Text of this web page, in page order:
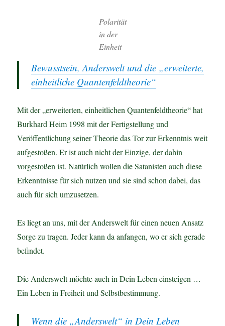
Polarität
in der
Einheit
Bewusstsein, Anderswelt und die „erweiterte,
einheitliche Quantenfeldtheorie“
Mit der „erweiterten, einheitlichen Quantenfeldtheorie“ hat
Burkhard Heim 1998 mit der Fertigstellung und
Veröffentlichung seiner Theorie das Tor zur Erkenntnis weit
aufgestoßen. Er ist auch nicht der Einzige, der dahin
vorgestoßen ist. Natürlich wollen die Satanisten auch diese
Erkenntnisse für sich nutzen und sie sind schon dabei, das
auch für sich umzusetzen.
Es liegt an uns, mit der Anderswelt für einen neuen Ansatz
Sorge zu tragen. Jeder kann da anfangen, wo er sich gerade
befindet.
Die Anderswelt möchte auch in Dein Leben einsteigen …
Ein Leben in Freiheit und Selbstbestimmung.
Wenn die „Anderswelt“ in Dein Leben